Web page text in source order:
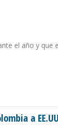
el año y que
a